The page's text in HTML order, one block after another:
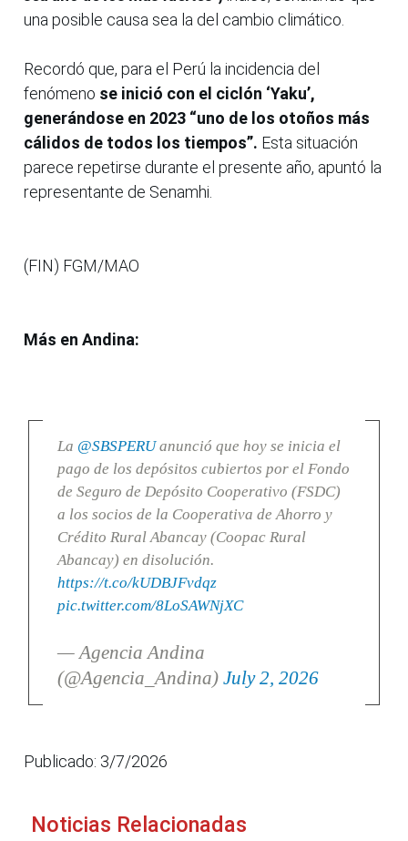
una posible causa sea la del cambio climático.
Recordó que, para el Perú la incidencia del
fenómeno se inició con el ciclón ‘Yaku’,
generándose en 2023 “uno de los otoños más
cálidos de todos los tiempos”. Esta situación
parece repetirse durante el presente año, apuntó la
representante de Senamhi.
(FIN) FGM/MAO
Más en Andina:
La @SBSPERUanunció que hoy se inicia el
pago de los depósitos cubiertos por el Fondo
de Seguro de Depósito Cooperativo (FSDC)
a los socios de la Cooperativa de Ahorro y
Crédito Rural Abancay (Coopac Rural
Abancay) en disolución.
https://t.co/kUDBJFvdqz
pic.twitter.com/8LoSAWNjXC
— Agencia Andina
(@Agencia_Andina) July 2, 2026
Publicado: 3/7/2026
Noticias Relacionadas